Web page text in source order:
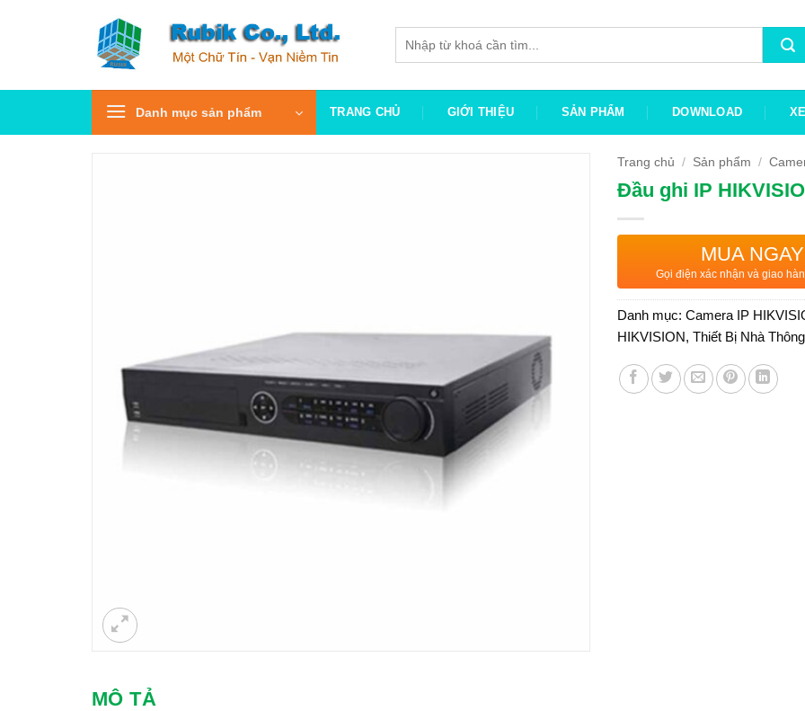
kiếm:
Danh mục sản phẩm TRANG CHỦ GIỚI THIỆU SẢN PHẨM DOWNLOAD
Trang chủ / Sản phẩm /
Đầu ghi IP
MUA NGAY
Gọi điện xác nhận và giao
Danh mục: Camera IP
HIKVISION, Thiết Bị Nhà
MÔ TẢ